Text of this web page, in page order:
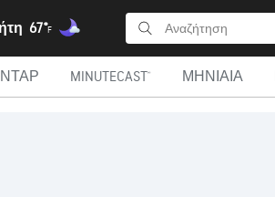
67°F
MINUTECAST® ΜΗΝΙΑΊΑ